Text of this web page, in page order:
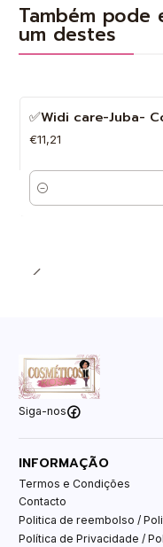
Também pode
um destes
✅Widi care-Juba-
€11,21
Quantidade
Siga-nos
INFORMAÇÃO
Termos e Condições
Contacto
Politica de reembolso /
Política de Privacidade /